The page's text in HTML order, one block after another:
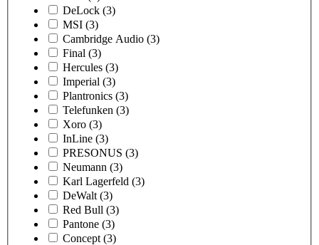
DeLock (3)
MSI (3)
Cambridge Audio (3)
Final (3)
Hercules (3)
Imperial (3)
Plantronics (3)
Telefunken (3)
Xoro (3)
InLine (3)
PRESONUS (3)
Neumann (3)
Karl Lagerfeld (3)
DeWalt (3)
Red Bull (3)
Pantone (3)
Concept (3)